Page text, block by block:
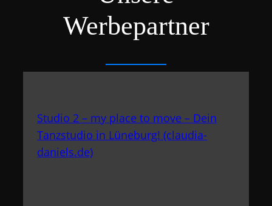
Werbepartner
Studio 2 – my place to move – Dein
Tanzstudio in Lüneburg! (claudia-
daniels.de)